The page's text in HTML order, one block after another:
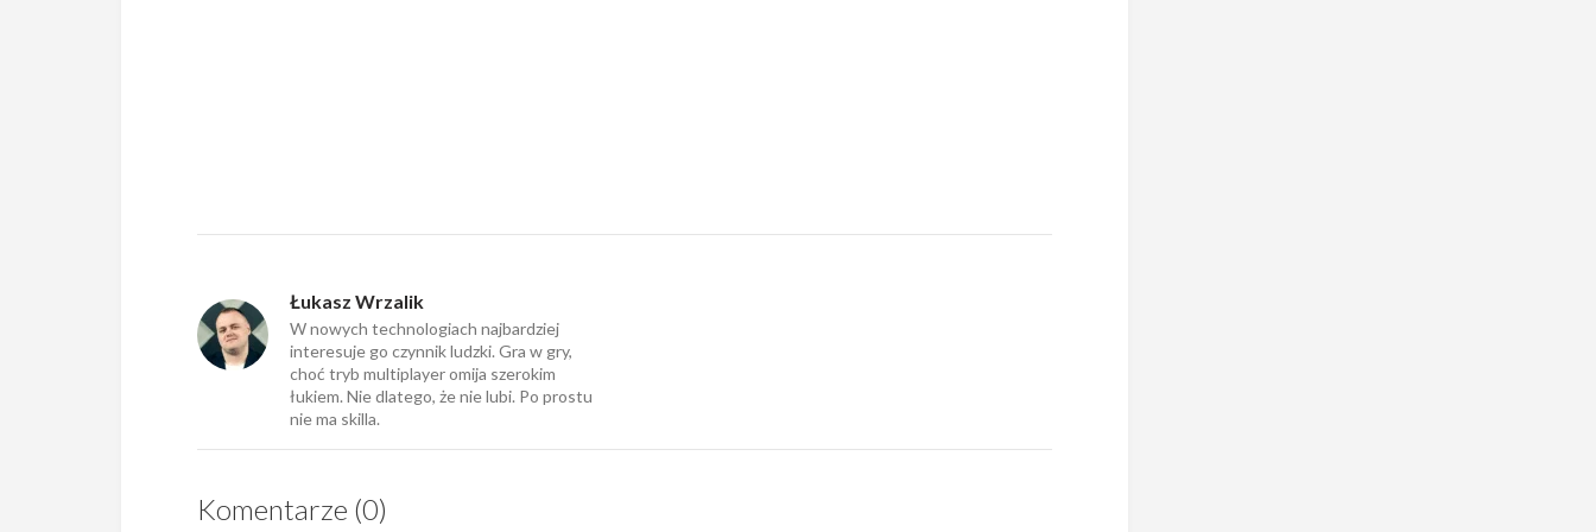
Łukasz Wrzalik
W nowych technologiach najbardziej
interesuje go czynnik ludzki. Gra w gry,
choć tryb multiplayer omija szerokim
łukiem. Nie dlatego, że nie lubi. Po prostu
nie ma skilla.
Komentarze (0)